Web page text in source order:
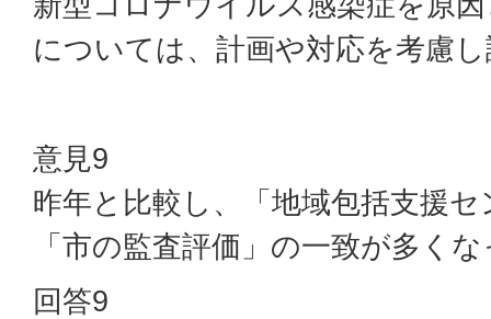
については、計画や対応を考慮
意見9
昨年と比較し、「地域包括支援
「市の監査評価」の一致が多く
回答9